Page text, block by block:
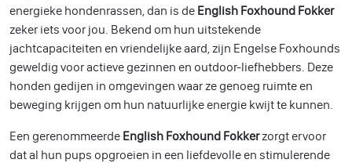
energieke hondenrassen, dan is de English Foxhound Fokker
zeker iets voor jou. Bekend om hun uitstekende
jachtcapaciteiten en vriendelijke aard, zijn Engelse Foxhounds
geweldig voor actieve gezinnen en outdoor-liefhebbers. Deze
honden gedijen in omgevingen waar ze genoeg ruimte en
beweging krijgen om hun natuurlijke energie kwijt te kunnen.
Een gerenommeerde English Foxhound Fokkerzorgt ervoor
dat al hun pups opgroeien in een liefdevolle en stimulerende